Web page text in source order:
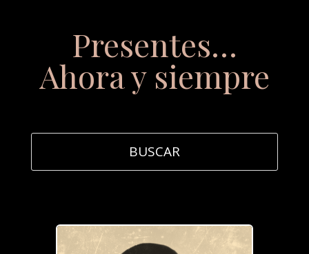
Presentes…
Ahora y siempre